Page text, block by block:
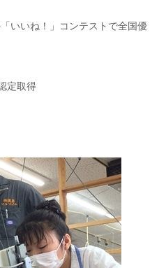
いいね！」コンテストで全国優
定取得